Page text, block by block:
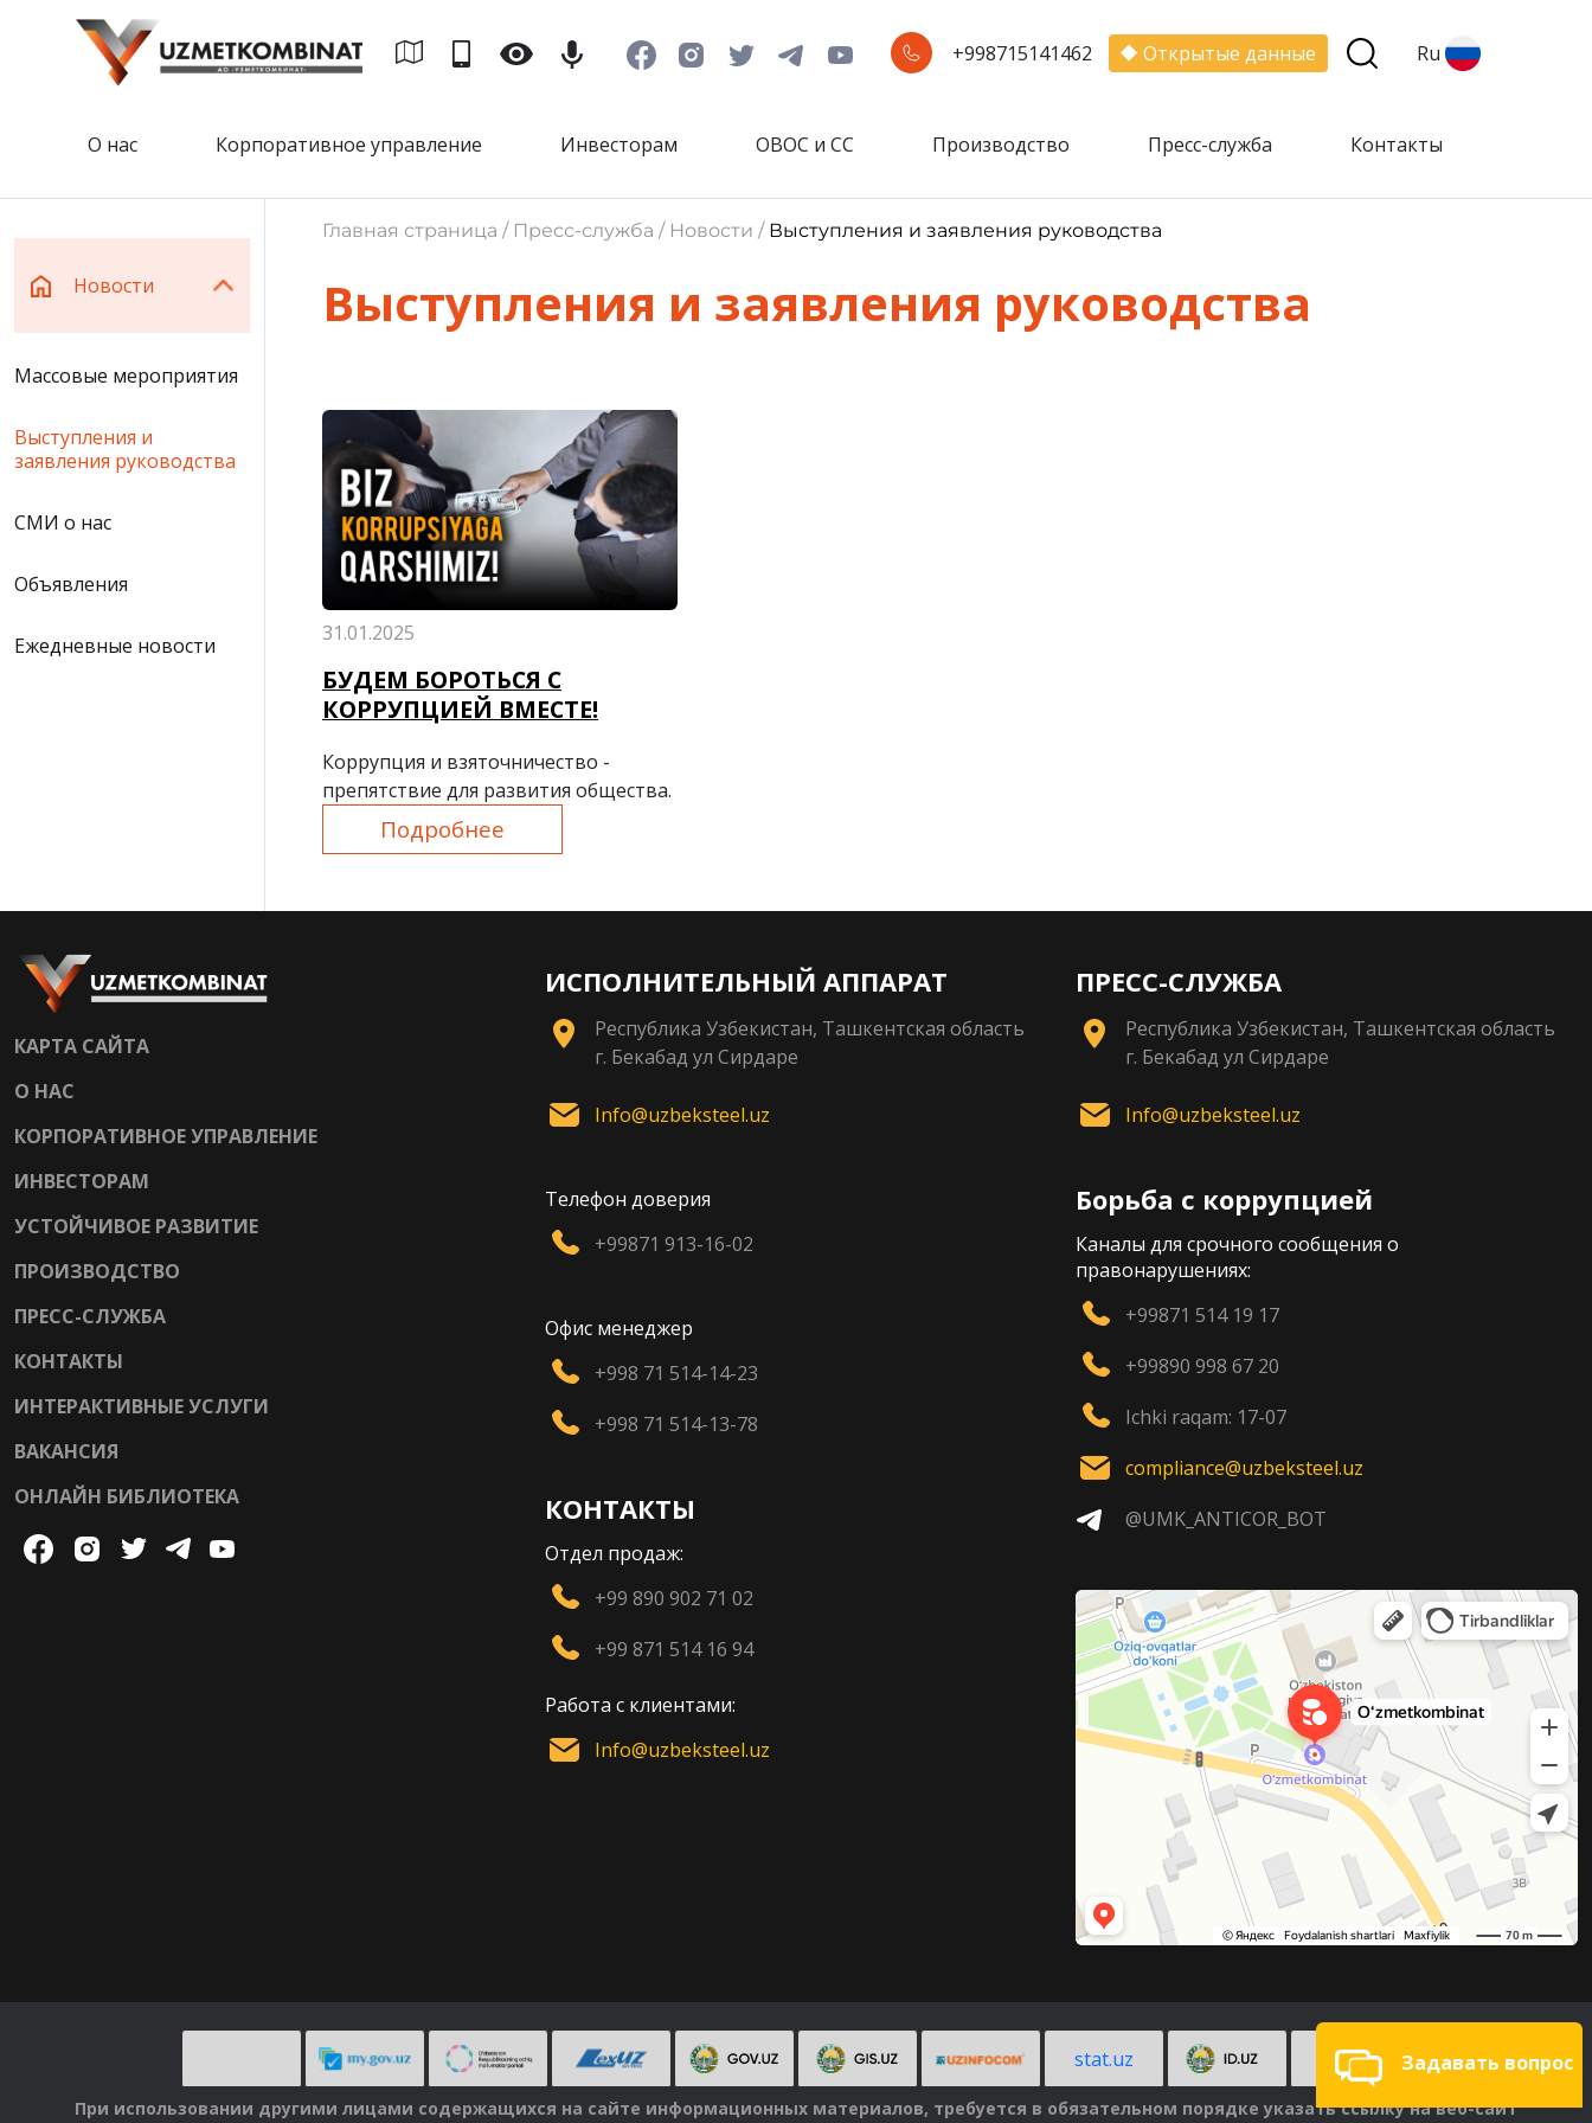
+998715141462 Открытые данные Ru
О нас Корпоративное управление Инвесторам ОВОС и СС Производство Пресс-служба Контакты
Новости
Массовые мероприятия
Выступления и
заявления руководства
СМИ о нас
Объявления
Ежедневные новости
Главная страница / Пресс-служба / Новости / Выступления и заявления руководства
Выступления и заявления руководства
31.01.2025
БУДЕМ БОРОТЬСЯ С
КОРРУПЦИЕЙ ВМЕСТЕ!
Коррупция и взяточничество -
препятствие для развития общества.
Подробнее
КАРТА САЙТА
О НАС
КОРПОРАТИВНОЕ УПРАВЛЕНИЕ
ИНВЕСТОРАМ
УСТОЙЧИВОЕ РАЗВИТИЕ
ПРОИЗВОДСТВО
ПРЕСС-СЛУЖБА
КОНТАКТЫ
ИНТЕРАКТИВНЫЕ УСЛУГИ
ВАКАНСИЯ
ОНЛАЙН БИБЛИОТЕКА
ИСПОЛНИТЕЛЬНЫЙ АППАРАТ
Республика Узбекистан, Ташкентская область
г. Бекабад ул Сирдаре
Info@uzbeksteel.uz
Телефон доверия
+99871 913-16-02
Офис менеджер
+998 71 514-14-23
+998 71 514-13-78
КОНТАКТЫ
Отдел продаж:
+99 890 902 71 02
+99 871 514 16 94
Работа с клиентами:
Info@uzbeksteel.uz
ПРЕСС-СЛУЖБА
Республика Узбекистан, Ташкентская область
г. Бекабад ул Сирдаре
Info@uzbeksteel.uz
Борьба с коррупцией
Каналы для срочного сообщения о
правонарушениях:
+99871 514 19 17
+99890 998 67 20
Ichki raqam: 17-07
compliance@uzbeksteel.uz
@UMK_ANTICOR_BOT
stat.uz
При использовании другими лицами содержащихся на сайте информационных материалов, требуется в обязательном порядке указать ссылку на веб-сайт
Задавать вопрос